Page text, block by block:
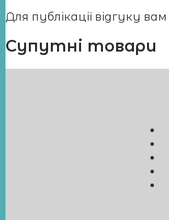
Для публікації відгуку вам
Супутні товари